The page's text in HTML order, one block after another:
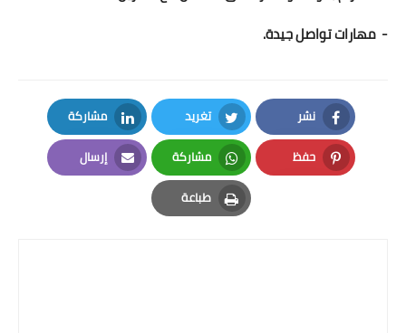
- مهارات تواصل جيدة.
نشر
Facebook
تغريد
Twitter
مشاركة
LinkedIn
حفظ
Pinterest
مشاركة
Whatsapp
إرسال
Email
طباعة
Print